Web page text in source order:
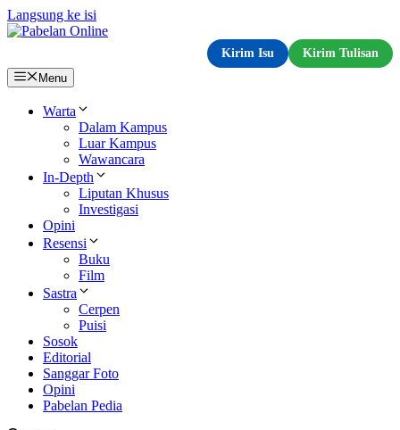
Langsung ke isi
Kirim Isu
Kirim Tulisan
Menu
Warta
Dalam Kampus
Luar Kampus
Wawancara
In-Depth
Liputan Khusus
Investigasi
Opini
Resensi
Buku
Film
Sastra
Cerpen
Puisi
Sosok
Editorial
Sanggar Foto
Opini
Pabelan Pedia